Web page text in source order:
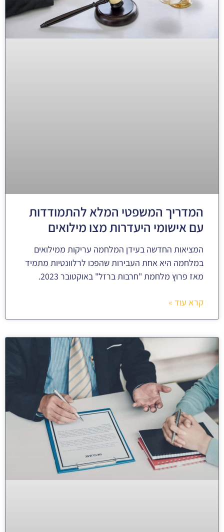
המדריך המשפטי המלא להתמודדות
עם אישומי היעדרות מצו מילואים
המציאות החדשה בעידן המלחמה עריקות ממילואים
במלחמה היא אחת העבירות שהפכו לרלוונטיות מתמיד
מאז פרוץ מלחמת "חרבות ברזל" באוקטובר 2023.
קרא עוד »